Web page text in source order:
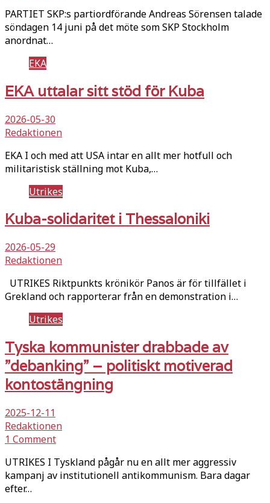
PARTIET SKP:s partiordförande Andreas Sörensen talade
söndagen 14 juni på det möte som SKP Stockholm
anordnat…
EKA
EKA uttalar sitt stöd för Kuba
2026-05-30
Redaktionen
EKA I och med att USA intar en allt mer hotfull och
militaristisk ställning mot Kuba,…
Utrikes
Kuba-solidaritet i Thessaloniki
2026-05-29
Redaktionen
UTRIKES Riktpunkts krönikör Panos är för tillfället i
Grekland och rapporterar från en demonstration i…
Utrikes
Tyska kommunister drabbade av
”debanking” – politiskt motiverad
kontostängning
2025-12-11
Redaktionen
1 Comment
UTRIKES I Tyskland pågår nu en allt mer aggressiv
kampanj av institutionell antikommunism. Bara dagar
efter…